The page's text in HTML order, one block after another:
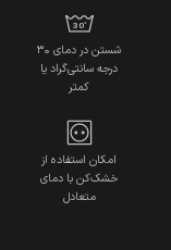
30˚
شستن در دمای ۳۰
درجه سانتی‌گراد یا
کمتر
امکان استفاده از
خشک‌کن با دمای
متعادل